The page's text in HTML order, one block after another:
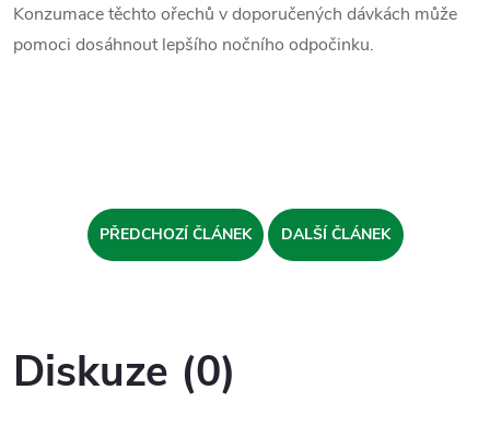
Konzumace těchto ořechů v doporučených dávkách může
pomoci dosáhnout lepšího nočního odpočinku.
PŘEDCHOZÍ ČLÁNEK DALŠÍ ČLÁNEK
Diskuze (0)